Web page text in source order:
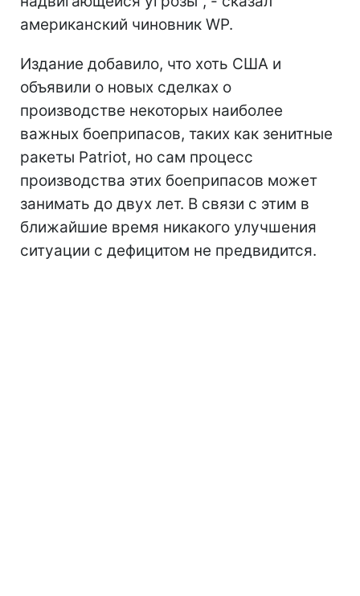
американский чиновник WP.
Издание добавило, что хоть США и
объявили о новых сделках о
производстве некоторых наиболее
важных боеприпасов, таких как зенитные
ракеты Patriot, но сам процесс
производства этих боеприпасов может
занимать до двух лет. В связи с этим в
ближайшие время никакого улучшения
ситуации с дефицитом не предвидится.